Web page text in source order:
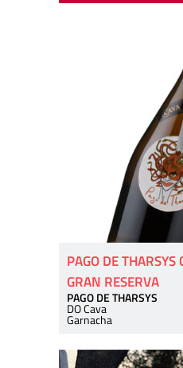
PAGO DE THARSYS
GRAN RESERVA
PAGO DE THARSYS
DO Cava
Garnacha